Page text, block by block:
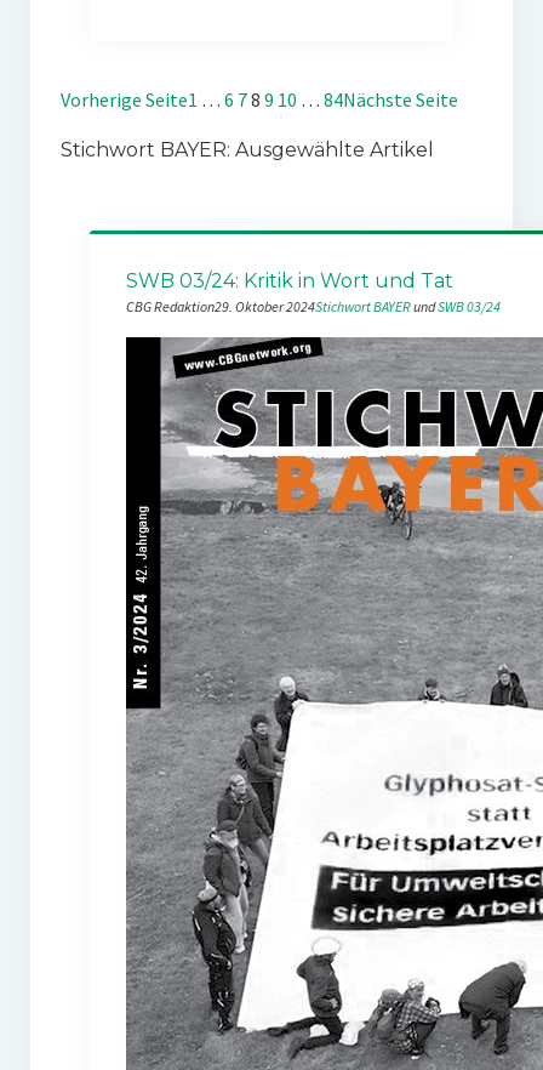
Vorherige Seite1 … 6 78 9 10 … 84Nächste Seite
Stichwort BAYER: Ausgewählte Artikel
SWB 03/24: Kritik in Wort und Tat
CBG Redaktion29. Oktober 2024Stichwort BAYER und SWB 03/24